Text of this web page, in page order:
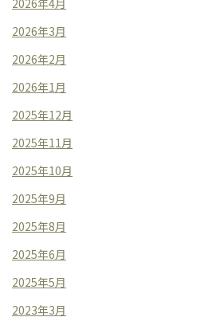
2026年4月
2026年3月
2026年2月
2026年1月
2025年12月
2025年11月
2025年10月
2025年9月
2025年8月
2025年6月
2025年5月
2023年3月